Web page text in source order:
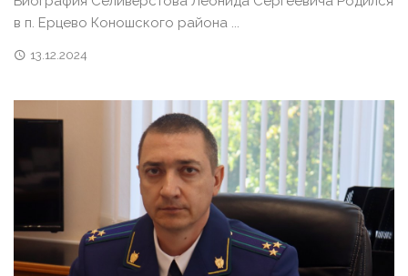
в п. Ерцево Коношского района ...
13.12.2024